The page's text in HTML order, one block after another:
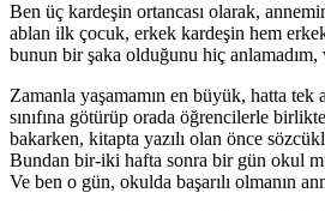
Ben üç kardeşin ortancası olarak,
ablan ilk çocuk, erkek kardeşin hem
bunun bir şaka olduğunu hiç
Zamanla yaşamamın en büyük, hatta tek
sınıfına götürüp orada öğrencilerle
bakarken, kitapta yazılı olan önce
Bundan bir-iki hafta sonra bir gün okul
Ve ben o gün, okulda başarılı olmanın